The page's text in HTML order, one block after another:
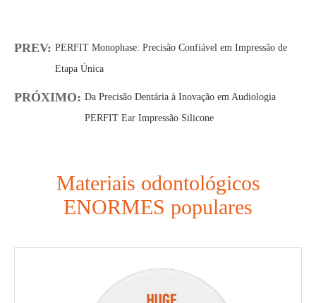
PREV: PERFIT Monophase: Precisão Confiável em Impressão de
Etapa Única
PRÓXIMO: Da Precisão Dentária à Inovação em Audiologia
PERFIT Ear Impressão Silicone
Materiais odontológicos
ENORMES populares